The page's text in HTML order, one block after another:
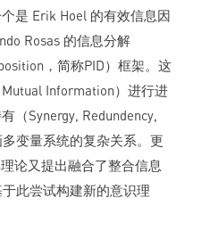
是 Erik Hoel 的有效信息因
Rosas 的信息分解
，简称PID）框架。这
Information）进行进
（Synergy, Redundency,
变量系统的复杂关系。更
论又提出融合了整合信息
于此尝试构建新的意识理